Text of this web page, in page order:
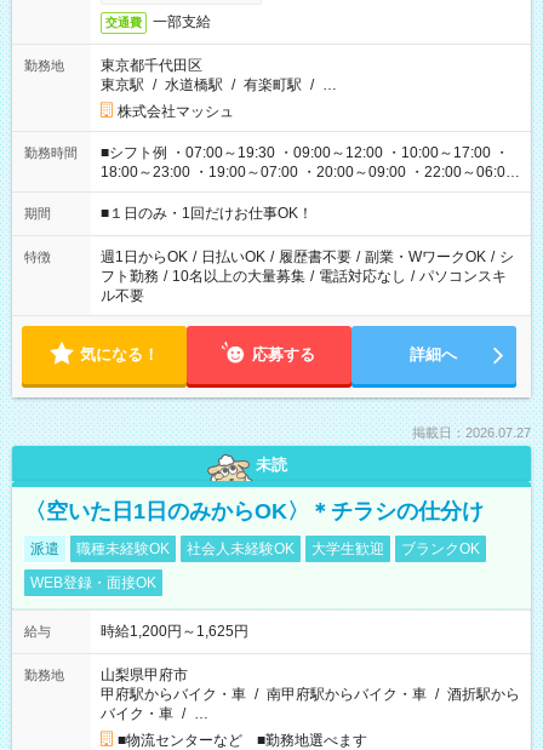
交通費 一部支給
勤務地
東京都千代田区
東京駅 / 水道橋駅 / 有楽町駅 / …
株式会社マッシュ
勤務時間
■シフト例 ・07:00～19:30 ・09:00～12:00 ・10:00～17:00 ・
18:00～23:00 ・19:00～07:00 ・20:00～09:00 ・22:00～06:00
etc ★最短で3時間で5,120円のお仕事から 15時間で2万円近く稼
げるお仕事も！ ご希望のお時間に合わせてご紹介！ ※シフトは
ください！
期間 ■１日のみ・1回だけお仕事OK！
特徴 週1日からOK / 日払いOK / 履歴書不要 / 副業・WワークOK / シ
フト勤務 / 10名以上の大量募集 / 電話対応なし / パソコンスキ
ル不要
気になる！ 応募する 詳細へ
掲載日：2026.07.27
未読
〈空いた日1日のみからOK〉＊チラシの仕分け
派遣 職種未経験OK 社会人未経験OK 大学生歓迎
ブランクOK
WEB登録・面接OK
給与 時給1,200円～1,625円
勤務地
山梨県甲府市
甲府駅からバイク・車 / 南甲府駅からバイク・車 / 酒折駅から
バイク・車 / …
■物流センターなど ■勤務地選べます